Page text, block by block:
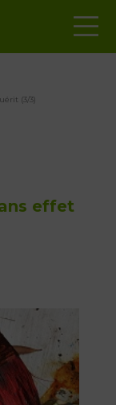
(3/3)
effet